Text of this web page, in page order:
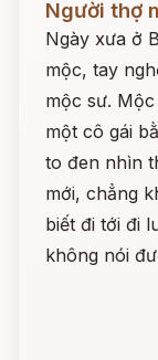
Người thợ
Ngày xưa ở
mộc, tay
mộc sư.
một cô gái
to đen nhìn
mới, chẳng
biết đi tới đi
không nói